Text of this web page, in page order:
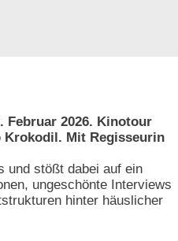
Februar 2026. Kinotour
Krokodil. Mit Regisseurin
und stößt dabei auf ein
ungeschönte Interviews
hinter häuslicher